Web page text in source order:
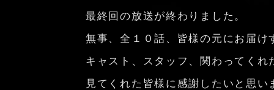
最終回の放送が終わりました。
無事、全１０話、皆様の元にお届け
キャスト、スタッフ、関わってくれ
見てくれた皆様に感謝したいと思い